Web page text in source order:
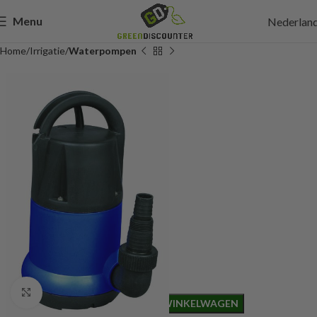
Menu
Home Irrigatie Waterpompen
Click to enlarge
TOEVOEGEN AAN WINKELWAGEN